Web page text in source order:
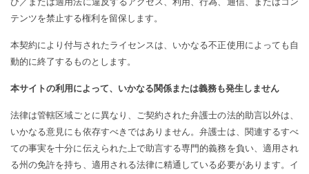
テンツを禁止する権利を留保します。
本契約により付与されたライセンスは、いかなる不正使用によっても自
動的に終了するものとします。
本サイトの利用によって、いかなる関係または義務も発生しません
法律は管轄区域ごとに異なり、ご契約された弁護士の法的助言以外は、
いかなる意見にも依存すべきではありません。弁護士は、関連するすべ
ての事実を十分に伝えられた上で助言する専門的義務を負い、適用され
る州の免許を持ち、適用される法律に精通している必要があります。イ